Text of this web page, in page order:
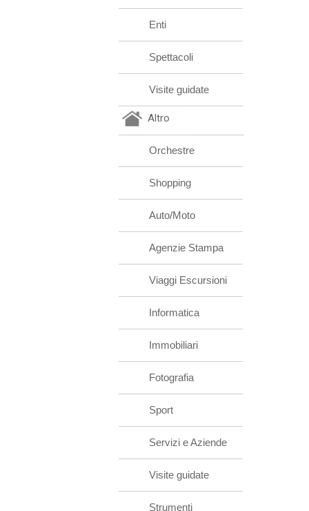
Enti
Spettacoli
Visite guidate
Altro
Orchestre
Shopping
Auto/Moto
Agenzie Stampa
Viaggi Escursioni
Informatica
Immobiliari
Fotografia
Sport
Servizi e Aziende
Visite guidate
Strumenti